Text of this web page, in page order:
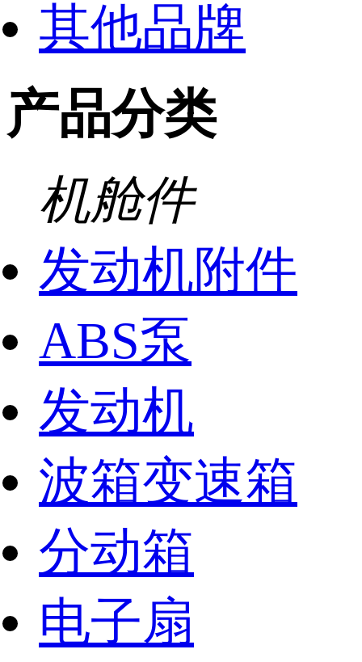
其他品牌
产品分类
机舱件
发动机附件
ABS泵
发动机
波箱变速箱
分动箱
电子扇